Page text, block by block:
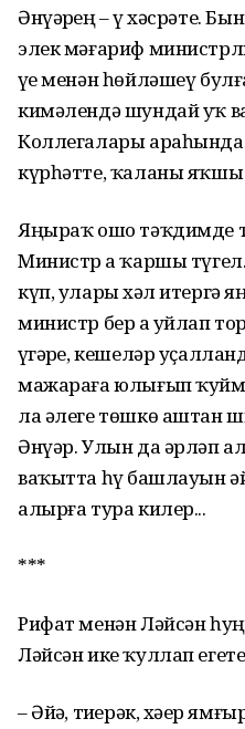
Әнүәрҙең – үҙ хәсрәте.
элек мәғариф
үҙе менән һөйләшеү
кимәлендә шундай уҡ
Коллегалары
күрһәтте, ҡаланы яҡшы
Яңыраҡ ошо тәҡдимде
Министр ҙа ҡаршы
күп, уларҙы хәл итергә
министр бер аҙ уйлап
үҙгәрҙе, кешеләр
мажараға юлығып
ла әлеге төшкө аштан
Әнүәр. Улын да әрләп
ваҡытта һүҙ башлауын
алырға тура килер...
***
Рифат менән Ләйсән
Ләйсән ике ҡуллап
– Әйҙә, тиҙерәк, хәҙер